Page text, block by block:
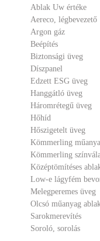
Ablak Uw értéke
Aereco, légbevezető
Argon gáz
Beépítés
Biztonsági üveg
Díszpanel
Edzett ESG üveg
Hanggátló üveg
Háromrétegű üveg
Hőhíd
Hőszigetelt üveg
Kömmerling
Kömmerling
Középtömítéses
Low-e lágyfém
Melegperemes üveg
Olcsó műanyag
Sarokmerevítés
Soroló, sorolás